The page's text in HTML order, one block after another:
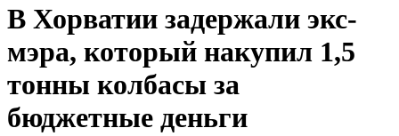
В Хорватии задержали экс-
мэра, который накупил 1,5
тонны колбасы за
бюджетные деньги